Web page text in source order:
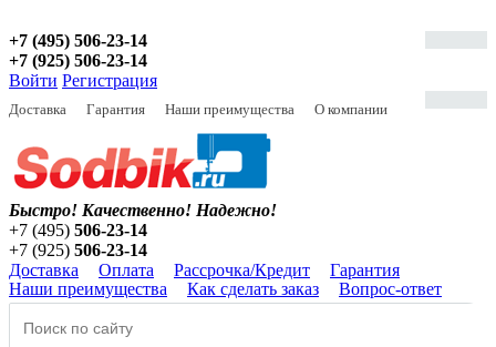
+7 (495) 506-23-14
+7 (925) 506-23-14
Войти Регистрация
Доставка Гарантия Наши преимущества О компании
Быстро! Качественно! Надежно!
+7 (495) 506-23-14
+7 (925) 506-23-14
Доставка
Оплата Рассрочка/Кредит
Гарантия
Наши преимущества
Как сделать заказ Вопрос-ответ